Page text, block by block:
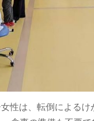
性は、転倒による